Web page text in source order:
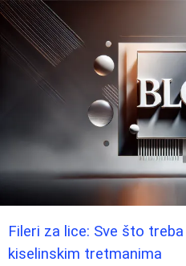
Fileri za lice: Sve što
kiselinskim tretmanima